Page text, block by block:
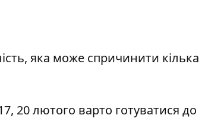
яка може спричинити кілька
20 лютого варто готуватися до